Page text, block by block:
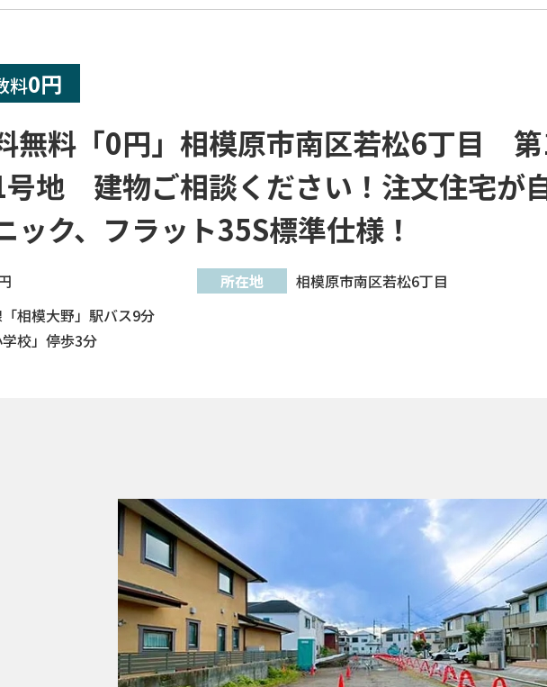
料0円
無料「0円」相模原市南区若松6丁目
地 建物ご相談ください！注文住宅が
ック、フラット35S標準仕様！
所在地 相模原市南区若松6丁目
相模大野」駅バス9分
学校」停歩3分